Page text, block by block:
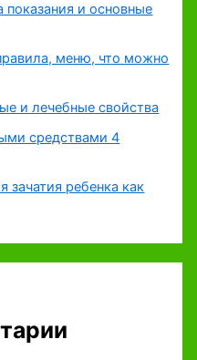
показания и основные
меню, что можно
и лечебные свойства
средствами 4
зачатия ребенка как